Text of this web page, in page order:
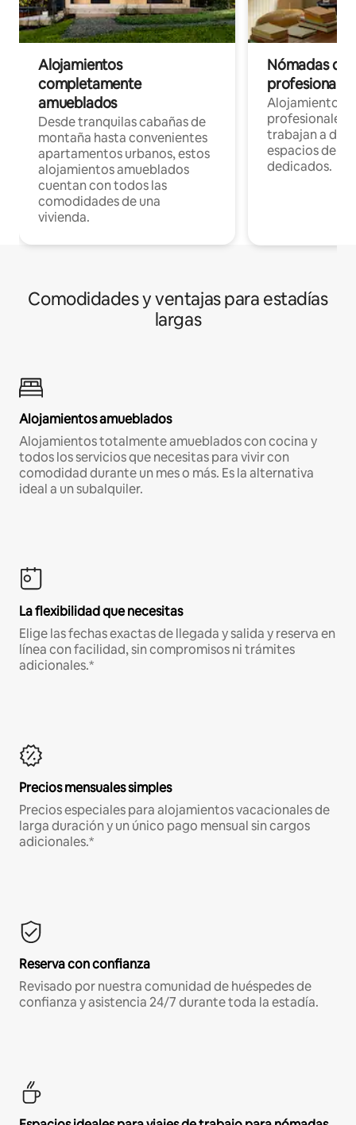
Alojamientos
completamente
amueblados
Desde tranquilas cabañas de
montaña hasta convenientes
apartamentos urbanos, estos
alojamientos amueblados
cuentan con todos las
comodidades de una
vivienda.
Nómadas
Alojamientos
profesionales
trabajan a
espacios de
dedicados.
Comodidades y ventajas para estadías
largas
Alojamientos amueblados
Alojamientos totalmente amueblados con cocina y
todos los servicios que necesitas para vivir con
comodidad durante un mes o más. Es la alternativa
ideal a un subalquiler.
La flexibilidad que necesitas
Elige las fechas exactas de llegada y salida y reserva en
línea con facilidad, sin compromisos ni trámites
adicionales.*
Precios mensuales simples
Precios especiales para alojamientos vacacionales de
larga duración y un único pago mensual sin cargos
adicionales.*
Reserva con confianza
Revisado por nuestra comunidad de huéspedes de
confianza y asistencia 24/7 durante toda la estadía.